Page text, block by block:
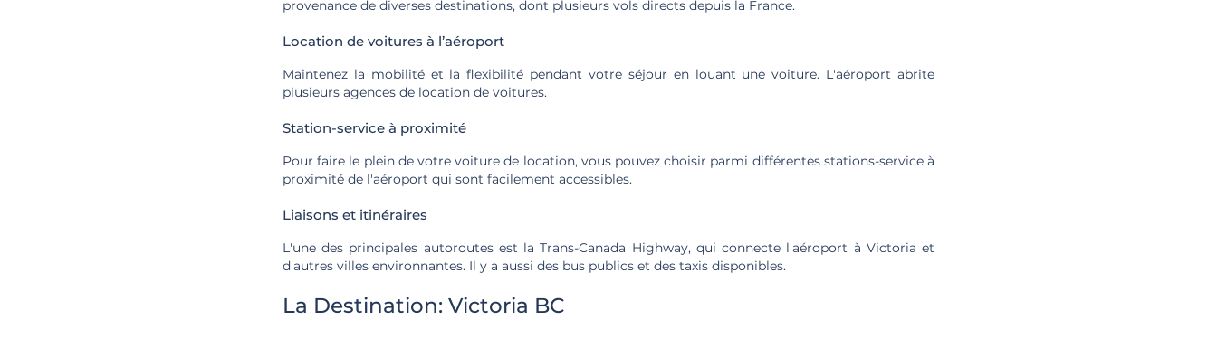
provenance de diverses destinations, dont plusieurs vols directs depuis la France.
Location de voitures à l’aéroport
Maintenez la mobilité et la flexibilité pendant votre séjour en louant une voiture. L'aéroport abrite
plusieurs agences de location de voitures.
Station-service à proximité
Pour faire le plein de votre voiture de location, vous pouvez choisir parmi différentes stations-service à
proximité de l'aéroport qui sont facilement accessibles.
Liaisons et itinéraires
L'une des principales autoroutes est la Trans-Canada Highway, qui connecte l'aéroport à Victoria et
d'autres villes environnantes. Il y a aussi des bus publics et des taxis disponibles.
La Destination: Victoria BC